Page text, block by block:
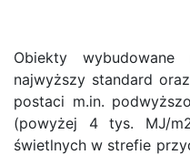
Obiekty
najwyższy standard
postaci m.in.
(powyżej 4 tys. MJ/
świetlnych w strefie